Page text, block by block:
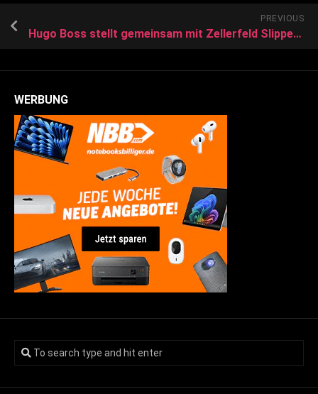
PREVIOUS
Hugo Boss stellt gemeinsam mit Zellerfeld Slipper aus dem 3D-Drucker vor
WERBUNG